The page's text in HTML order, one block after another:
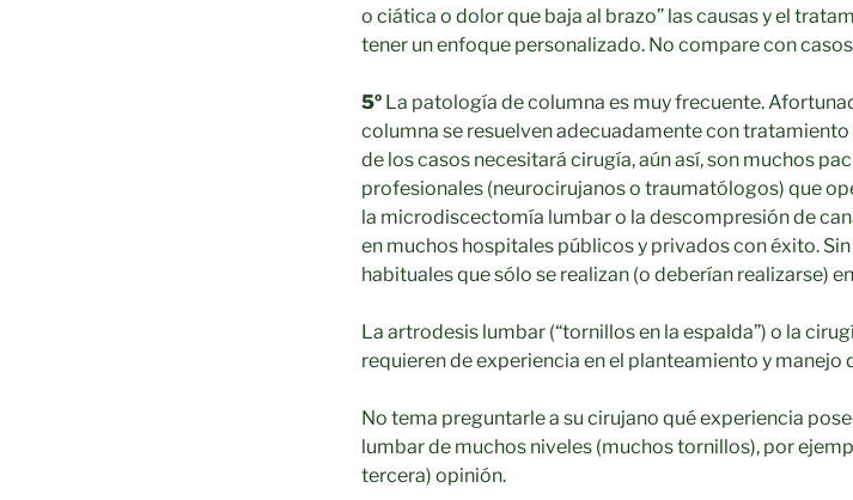
o ciática o dolor que baja al brazo” las causas y el
tener un enfoque personalizado. No compare con
5º La patología de columna es muy frecuente.
columna se resuelven adecuadamente con
de los casos necesitará cirugía, aún así, son muchos
profesionales (neurocirujanos o traumatólogos) que
la microdiscectomía lumbar o la descompresión de
en muchos hospitales públicos y privados con éxito.
habituales que sólo se realizan (o deberían realizarse)
La artrodesis lumbar (“tornillos en la espalda”) o la
requieren de experiencia en el planteamiento y manejo
No tema preguntarle a su cirujano qué experiencia
lumbar de muchos niveles (muchos tornillos), por
tercera) opinión.